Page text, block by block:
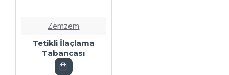
Zemzem
Tetikli İlaçlama
Tabancası